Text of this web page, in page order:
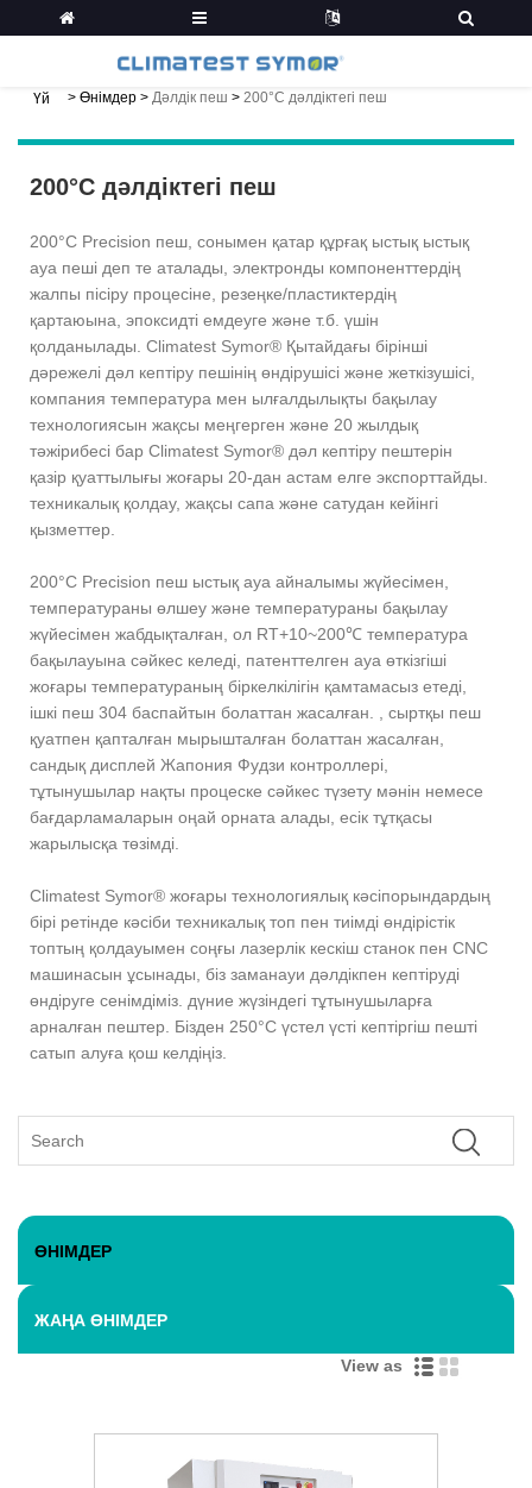
Үй > Өнімдер > Дәлдік пеш > 200°C дәлдіктегі пеш
200°C дәлдіктегі пеш
200°C Precision пеш, сонымен қатар құрғақ ыстық ыстық
ауа пеші деп те аталады, электронды компоненттердің
жалпы пісіру процесіне, резеңке/пластиктердің
қартаюына, эпоксидті емдеуге және т.б. үшін
қолданылады. Climatest Symor® Қытайдағы бірінші
дәрежелі дәл кептіру пешінің өндірушісі және жеткізушісі,
компания температура мен ылғалдылықты бақылау
технологиясын жақсы меңгерген және 20 жылдық
тәжірибесі бар Climatest Symor® дәл кептіру пештерін
қазір қуаттылығы жоғары 20-дан астам елге экспорттайды.
техникалық қолдау, жақсы сапа және сатудан кейінгі
қызметтер.
200°C Precision пеш ыстық ауа айналымы жүйесімен,
температураны өлшеу және температураны бақылау
жүйесімен жабдықталған, ол RT+10~200℃ температура
бақылауына сәйкес келеді, патенттелген ауа өткізгіші
жоғары температураның біркелкілігін қамтамасыз етеді,
ішкі пеш 304 баспайтын болаттан жасалған. , сыртқы пеш
қуатпен қапталған мырышталған болаттан жасалған,
сандық дисплей Жапония Фудзи контроллері,
тұтынушылар нақты процеске сәйкес түзету мәнін немесе
бағдарламаларын оңай орната алады, есік тұтқасы
жарылысқа төзімді.
Climatest Symor® жоғары технологиялық кәсіпорындардың
бірі ретінде кәсіби техникалық топ пен тиімді өндірістік
топтың қолдауымен соңғы лазерлік кескіш станок пен CNC
машинасын ұсынады, біз заманауи дәлдікпен кептіруді
өндіруге сенімдіміз. дүние жүзіндегі тұтынушыларға
арналған пештер. Бізден 250°C үстел үсті кептіргіш пешті
сатып алуға қош келдіңіз.
ӨНІМДЕР
ЖАҢА ӨНІМДЕР
View as